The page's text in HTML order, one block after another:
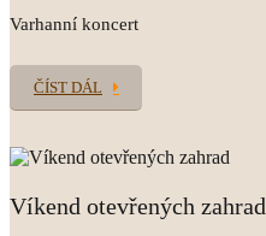
Varhanní koncert
ČÍST DÁL
Víkend otevřených zahrad